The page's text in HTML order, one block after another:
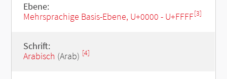
Ebene:
Mehrsprachige Basis-Ebene, U+0000 - U+FFFF[3]
Schrift:
Arabisch (Arab) [4]